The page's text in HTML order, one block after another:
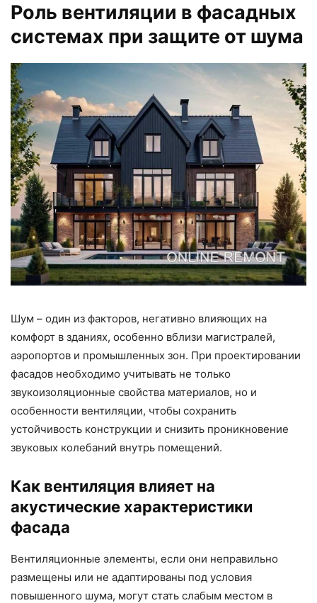
Роль вентиляции в фасадных
системах при защите от шума
Шум – один из факторов, негативно влияющих на
комфорт в зданиях, особенно вблизи магистралей,
аэропортов и промышленных зон. При проектировании
фасадов необходимо учитывать не только
звукоизоляционные свойства материалов, но и
особенности вентиляции, чтобы сохранить
устойчивость конструкции и снизить проникновение
звуковых колебаний внутрь помещений.
Как вентиляция влияет на
акустические характеристики
фасада
Вентиляционные элементы, если они неправильно
размещены или не адаптированы под условия
повышенного шума, могут стать слабым местом в